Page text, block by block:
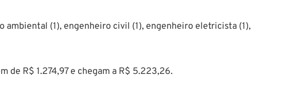
ambiental (1), engenheiro civil (1), engenheiro eletricista (1),
de R$ 1.274,97 e chegam a R$ 5.223,26.